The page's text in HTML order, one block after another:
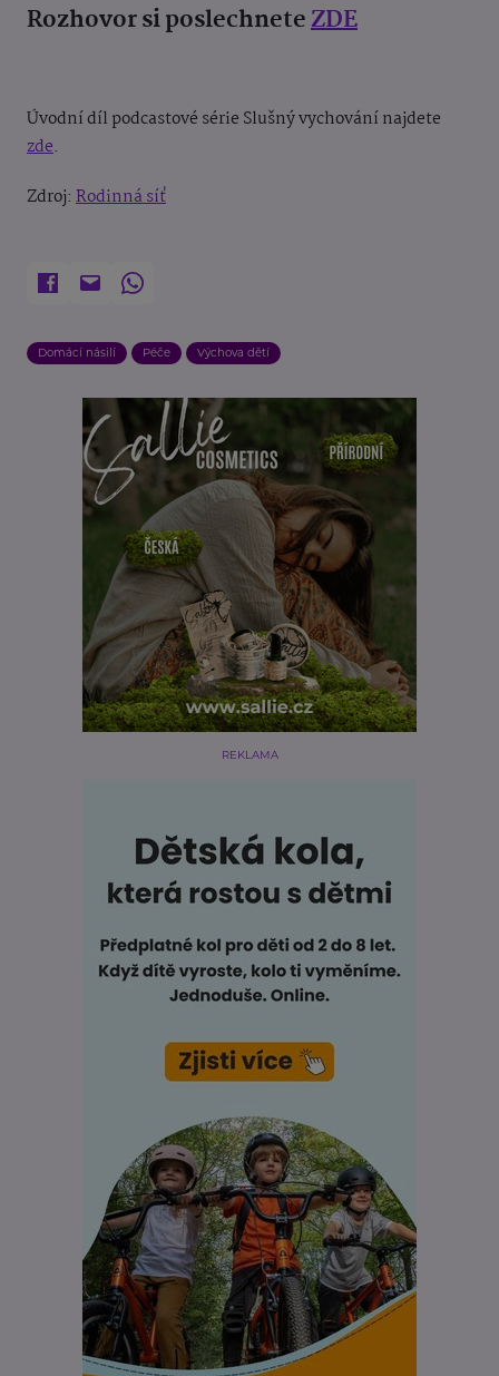
Rozhovor si poslechneteZDE
Úvodní díl podcastové série Slušný vychování najdete
zde.
Zdroj: Rodinná síť
Domácí násilí Péče Výchova dětí
REKLAMA